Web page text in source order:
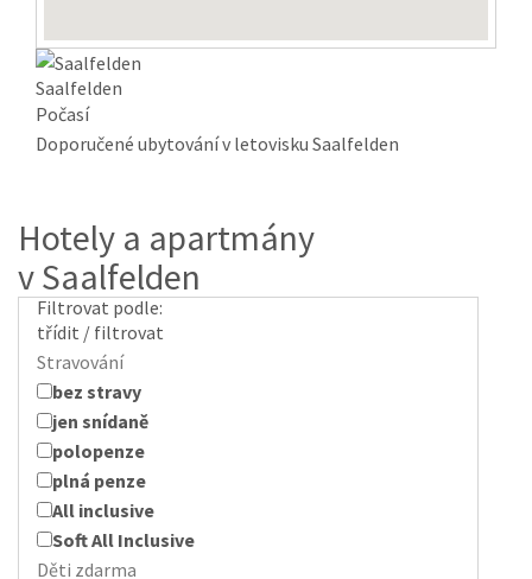
Saalfelden
Počasí
Doporučené ubytování v letovisku Saalfelden
Hotely a apartmány
v Saalfelden
Filtrovat podle:
třídit / filtrovat
Stravování
bez stravy
jen snídaně
polopenze
plná penze
All inclusive
Soft All Inclusive
Děti zdarma